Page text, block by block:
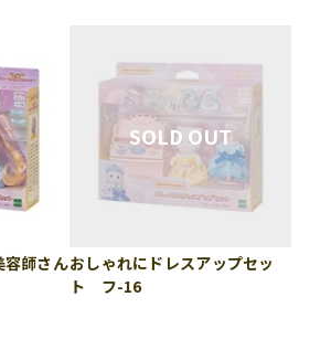
容師さんおしゃれにドレスアップセッ
ト フ-16